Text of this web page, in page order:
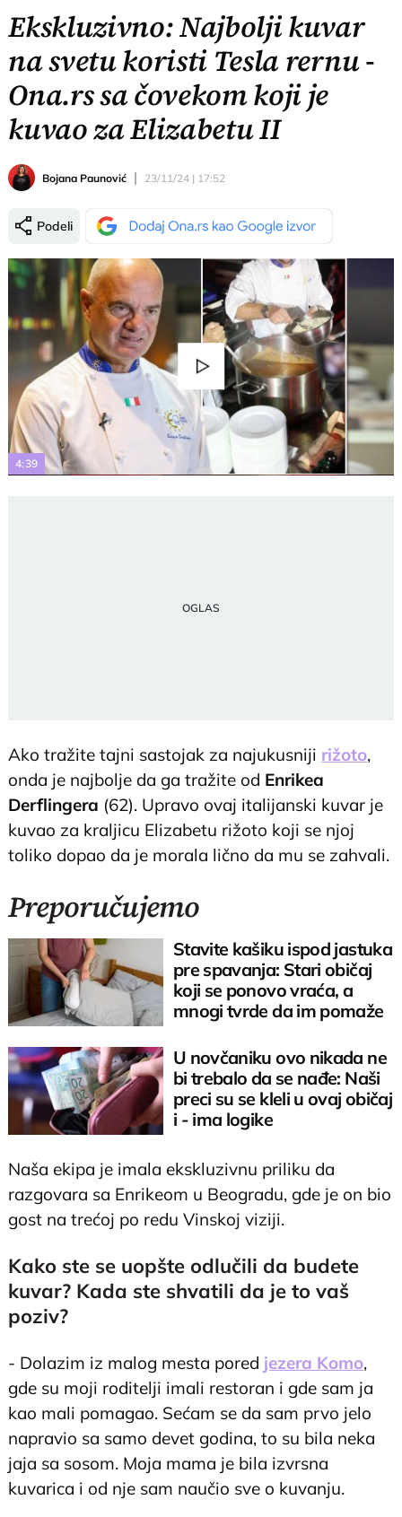
Ekskluzivno: Najbolji kuvar
na svetu koristi Tesla rernu -
Ona.rs sa čovekom koji je
kuvao za Elizabetu II
Bojana Paunović 23/11/24 | 17:52
Podeli
Play
Video
4:39
Ako tražite tajni sastojak za najukusniji rižoto,
onda je najbolje da ga tražite od Enrikea
Derflingera (62). Upravo ovaj italijanski kuvar je
kuvao za kraljicu Elizabetu rižoto koji se njoj
toliko dopao da je morala lično da mu se zahvali.
Preporučujemo
Stavite kašiku ispod jastuka
pre spavanja: Stari običaj
koji se ponovo vraća, a
mnogi tvrde da im pomaže
U novčaniku ovo nikada ne
bi trebalo da se nađe: Naši
preci su se kleli u ovaj običaj
i - ima logike
Naša ekipa je imala ekskluzivnu priliku da
razgovara sa Enrikeom u Beogradu, gde je on bio
gost na trećoj po redu Vinskoj viziji.
Kako ste se uopšte odlučili da budete
kuvar? Kada ste shvatili da je to vaš
poziv?
- Dolazim iz malog mesta pored jezera Komo,
gde su moji roditelji imali restoran i gde sam ja
kao mali pomagao. Sećam se da sam prvo jelo
napravio sa samo devet godina, to su bila neka
jaja sa sosom. Moja mama je bila izvrsna
kuvarica i od nje sam naučio sve o kuvanju.